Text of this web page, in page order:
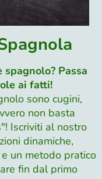
Passa
ai fatti!
sono cugini,
non basta
Iscriviti al nostro
dinamiche,
un metodo pratico
fin dal primo